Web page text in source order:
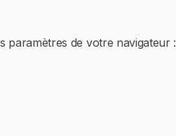
paramètres de votre navigateur :